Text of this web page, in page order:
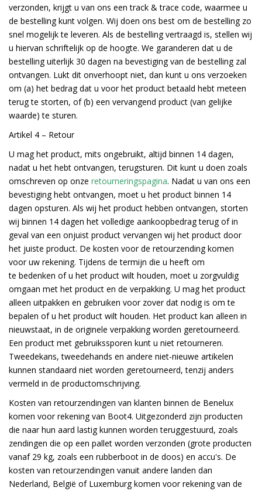
verzonden, krijgt u van ons een track & trace code, waarmee u
de bestelling kunt volgen. Wij doen ons best om de bestelling zo
snel mogelijk te leveren. Als de bestelling vertraagd is, stellen wij
u hiervan schriftelijk op de hoogte. We garanderen dat u de
bestelling uiterlijk 30 dagen na bevestiging van de bestelling zal
ontvangen. Lukt dit onverhoopt niet, dan kunt u ons verzoeken
om (a) het bedrag dat u voor het product betaald hebt meteen
terug te storten, of (b) een vervangend product (van gelijke
waarde) te sturen.
Artikel 4 – Retour
U mag het product, mits ongebruikt, altijd binnen 14 dagen,
nadat u het hebt ontvangen, terugsturen. Dit kunt u doen zoals
omschreven op onze retourneringspagina. Nadat u van ons een
bevestiging hebt ontvangen, moet u het product binnen 14
dagen opsturen. Als wij het product hebben ontvangen, storten
wij binnen 14 dagen het volledige aankoopbedrag terug of in
geval van een onjuist product vervangen wij het product door
het juiste product. De kosten voor de retourzending komen
voor uw rekening. Tijdens de termijn die u heeft om
te bedenken of u het product wilt houden, moet u zorgvuldig
omgaan met het product en de verpakking. U mag het product
alleen uitpakken en gebruiken voor zover dat nodig is om te
bepalen of u het product wilt houden. Het product kan alleen in
nieuwstaat, in de originele verpakking worden geretourneerd.
Een product met gebruikssporen kunt u niet retourneren.
Tweedekans, tweedehands en andere niet-nieuwe artikelen
kunnen standaard niet worden geretourneerd, tenzij anders
vermeld in de productomschrijving.
Kosten van retourzendingen van klanten binnen de Benelux
komen voor rekening van Boot4. Uitgezonderd zijn producten
die naar hun aard lastig kunnen worden teruggestuurd, zoals
zendingen die op een pallet worden verzonden (grote producten
vanaf 29 kg, zoals een rubberboot in de doos) en accu's. De
kosten van retourzendingen vanuit andere landen dan
Nederland, België of Luxemburg komen voor rekening van de